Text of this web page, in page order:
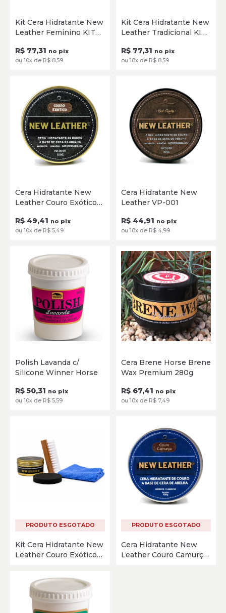
ADICIONAR
Kit Cera Hidratante New
Leather Feminino KIT
R$ 77,31 no pix
ou 10x de R$ 8,59
ADICIONAR
Kit Cera Hidratante New
Leather Tradicional KIT
R$ 77,31 no pix
ou 10x de R$ 8,59
ADICIONAR
Cera Hidratante New
Leather Couro Exótico
R$ 49,41 no pix
ou 10x de R$ 5,49
ADICIONAR
Cera Hidratante New
Leather VP-001
R$ 44,91 no pix
ou 10x de R$ 4,99
ADICIONAR
Polish Lavanda c/
Silicone Winner Horse
R$ 50,31 no pix
ou 10x de R$ 5,59
ADICIONAR
Cera Brene Horse Brene
Wax Premium 280g
R$ 67,41 no pix
ou 10x de R$ 7,49
PRODUTO ESGOTADO
Kit Cera Hidratante New
Leather Couro Exótico
PRODUTO ESGOTADO
Cera Hidratante New
Leather Couro Camurça